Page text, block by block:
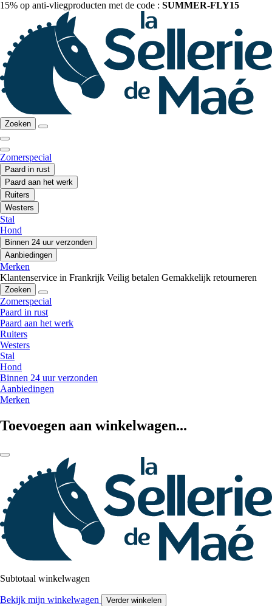
15% op anti-vliegproducten met de code : SUMMER-FLY15
Zoeken
Zomerspecial
Paard in rust
Paard aan het werk
Ruiters
Westers
Stal
Hond
Binnen 24 uur verzonden
Aanbiedingen
Merken
Klantenservice in Frankrijk Veilig betalen Gemakkelijk retourneren
Zoeken
Zomerspecial
Paard in rust
Paard aan het werk
Ruiters
Westers
Stal
Hond
Binnen 24 uur verzonden
Aanbiedingen
Merken
Toevoegen aan winkelwagen...
Subtotaal winkelwagen
Bekijk mijn winkelwagen Verder winkelen